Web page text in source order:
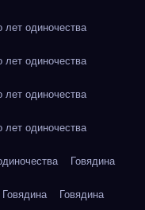
одиночества
одиночества
одиночества
одиночества
Говядина
Говядина Говядина